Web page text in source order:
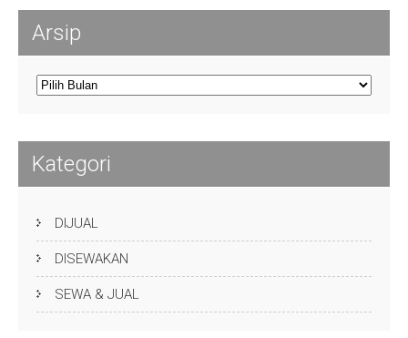
Arsip
Arsip
Kategori
DIJUAL
DISEWAKAN
SEWA & JUAL